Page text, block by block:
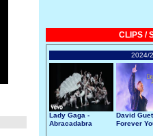
CLIPS /
2024/
Lady Gaga -
Abracadabra
David
Forever